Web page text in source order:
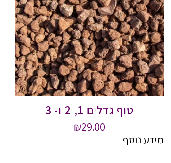
טוף גדלים 1, 2 ו- 3
₪29.00
מידע נוסף